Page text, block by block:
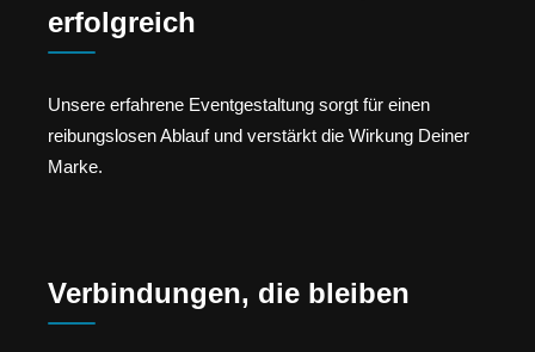
erfolgreich
Unsere erfahrene Eventgestaltung sorgt für einen
reibungslosen Ablauf und verstärkt die Wirkung Deiner
Marke.
Verbindungen, die bleiben